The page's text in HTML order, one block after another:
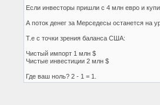
Если инвесторы пришли с 4 млн евро и
А поток денег за Мерседесы останется на
Т.е с точки зрения баланса США:
Чистый импорт 1 млн $
Чистые инвестиции 2 млн $
Где ваш ноль? 2 - 1 = 1.